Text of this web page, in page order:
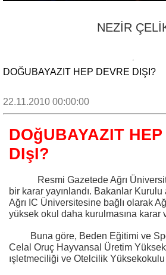
NEZİR
DOĞUBAYAZIT HEP DEVRE DIŞI?
22.11.2010 00:00:00
DOğUBAYAZIT
DIşI?
Resmi Gazetede Ağrı
bir karar yayınlandı. Bakanlar Kurulu
Ağrı IC Üniversitesine bağlı olarak
yüksek okul daha kurulmasına karar
Buna göre, Beden Eğitimi ve
Celal Oruç Hayvansal Üretim
ışletmeciliği ve Otelcilik